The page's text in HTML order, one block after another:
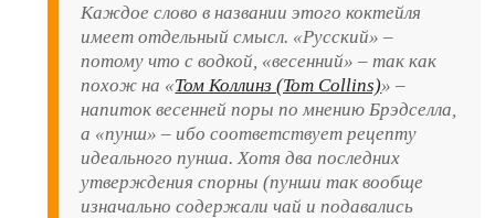
Каждое слово в названии этого коктейля
имеет отдельный смысл. «Русский» –
потому что с водкой, «весенний» – так как
похож на «Том Коллинз (Tom Collins)» –
напиток весенней поры по мнению Брэдселла,
а «пунш» – ибо соответствует рецепту
идеального пунша. Хотя два последних
утверждения спорны (пунши так вообще
изначально содержали чай и подавались